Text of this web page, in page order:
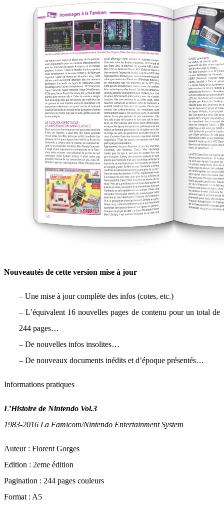
Nouveautés de cette version mise à jour
– Une mise à jour complète des infos (cotes, etc.)
– L’équivalent 16 nouvelles pages de contenu pour un total de
244 pages…
– De nouvelles infos insolites…
– De nouveaux documents inédits et d’époque présentés…
Informations pratiques
L’Histoire de Nintendo Vol.3
1983-2016 La Famicom/Nintendo Entertainment System
Auteur : Florent Gorges
Edition : 2eme édition
Pagination : 244 pages couleurs
Format : A5